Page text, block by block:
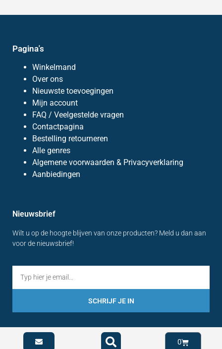
Pagina's
Winkelmand
Over ons
Nieuwste toevoegingen
Mijn account
FAQ / Veelgestelde vragen
Contactpagina
Bestelling retourneren
Alle genres
Algemene voorwaarden & Privacyverklaring
Aanbiedingen
Nieuwsbrief
Wilt u op de hoogte blijven van onze producten? Meld u dan aan
voor de nieuwsbrief!
SCHRIJF JE IN
0